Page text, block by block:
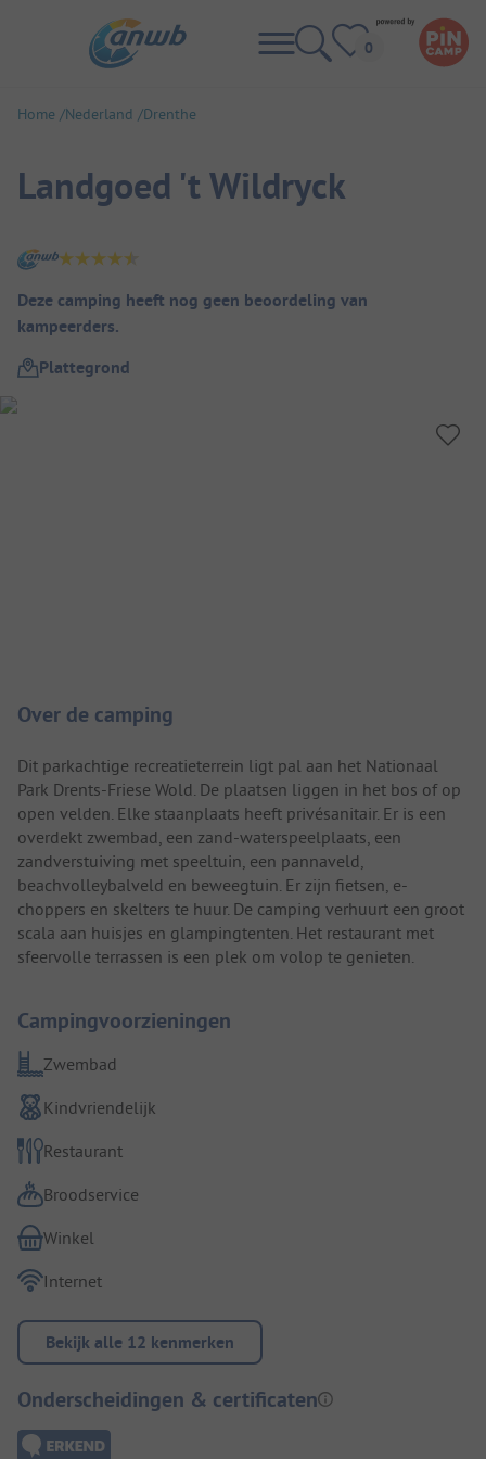
Home Nederland Drenthe
Landgoed 't Wildryck
Camping overzicht
Deze camping heeft nog geen beoordeling van
kampeerders.
Plattegrond
Over de camping
Dit parkachtige recreatieterrein ligt pal aan het Nationaal
Park Drents-Friese Wold. De plaatsen liggen in het bos of op
open velden. Elke staanplaats heeft privésanitair. Er is een
overdekt zwembad, een zand-waterspeelplaats, een
zandverstuiving met speeltuin, een pannaveld,
beachvolleybalveld en beweegtuin. Er zijn fietsen, e-
choppers en skelters te huur. De camping verhuurt een groot
scala aan huisjes en glampingtenten. Het restaurant met
sfeervolle terrassen is een plek om volop te genieten.
Campingvoorzieningen
Zwembad
Kindvriendelijk
Restaurant
Broodservice
Winkel
Internet
Bekijk alle 12 kenmerken
Onderscheidingen & certificaten